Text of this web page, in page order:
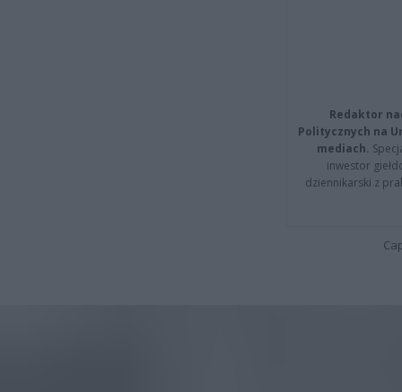
Redaktor
Politycznych na
mediach.
inwestor
dziennikarski z